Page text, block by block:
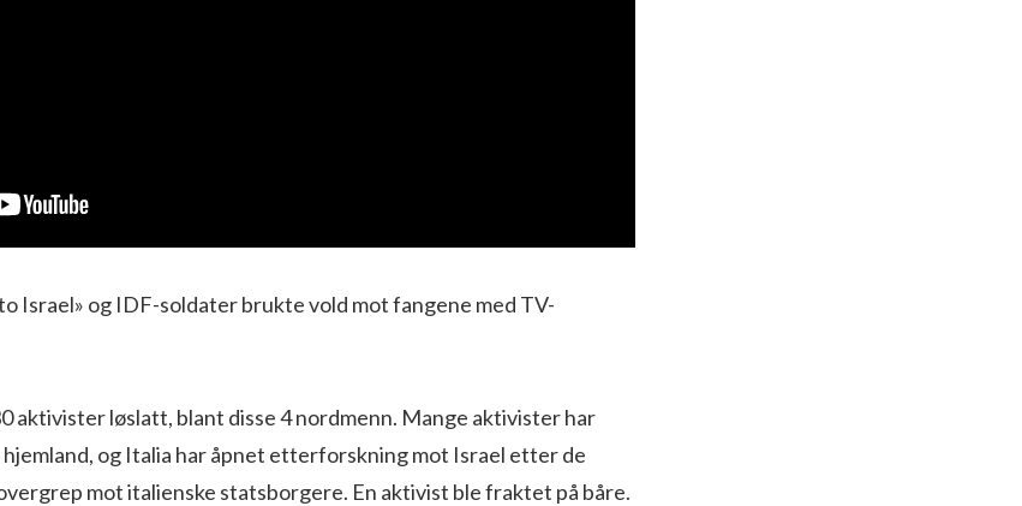
Israel» og IDF-soldater brukte vold mot fangene med TV-
aktivister løslatt, blant disse 4 nordmenn. Mange aktivister har
og Italia har åpnet etterforskning mot Israel etter de
mot italienske statsborgere. En aktivist ble fraktet på båre.